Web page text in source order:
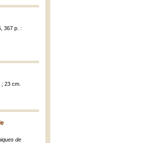
367 p. :
23 cm.
de